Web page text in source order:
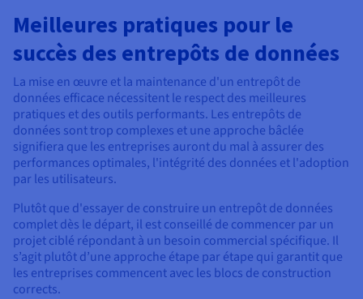
Meilleures pratiques pour le
succès des entrepôts de données
La mise en œuvre et la maintenance d'un entrepôt de
données efficace nécessitent le respect des meilleures
pratiques et des outils performants. Les entrepôts de
données sont trop complexes et une approche bâclée
signifiera que les entreprises auront du mal à assurer des
performances optimales, l'intégrité des données et l'adoption
par les utilisateurs.
Plutôt que d'essayer de construire un entrepôt de données
complet dès le départ, il est conseillé de commencer par un
projet ciblé répondant à un besoin commercial spécifique. Il
s’agit plutôt d’une approche étape par étape qui garantit que
les entreprises commencent avec les blocs de construction
corrects.